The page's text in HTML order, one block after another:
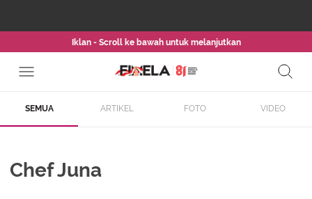
Iklan - Scroll ke bawah untuk melanjutkan
SEMUA ARTIKEL FOTO VIDEO
Chef Juna